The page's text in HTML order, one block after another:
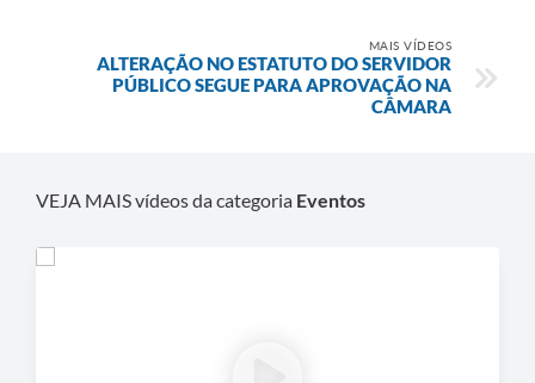
MAIS VÍDEOS
ALTERAÇÃO NO ESTATUTO DO SERVIDOR
PÚBLICO SEGUE PARA APROVAÇÃO NA
CÂMARA
VEJA MAIS vídeos da categoria Eventos